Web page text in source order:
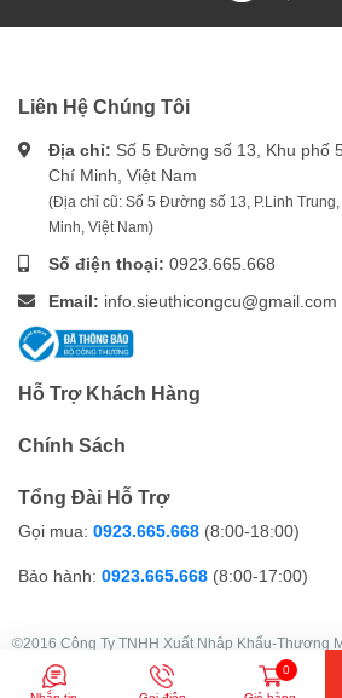
Liên Hệ Chúng Tôi
Địa chỉ: Số 5 Đường số 13, Khu phố
Chí Minh, Việt Nam
(Địa chỉ cũ: Số 5 Đường số 13, P.Linh Trung,
Minh, Việt Nam)
Số điện thoại: 0923.665.668
Email: info.sieuthicongcu@gmail.com
Hỗ Trợ Khách Hàng
Chính Sách
Tổng Đài Hỗ Trợ
Gọi mua: 0923.665.668 (8:00-18:00)
Bảo hành: 0923.665.668 (8:00-17:00)
©2016 Công Ty TNHH Xuất Nhập Khẩu-Thương
GPDKKD: 0303049251 do sở KH&ĐT TP.HCM
Sapo
0